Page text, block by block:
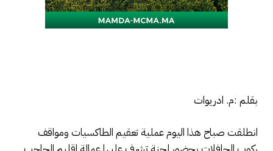
بقلم :م. ادريوات
انطلقت صباح هذا اليوم عملية تعقيم الطاكسيات ومواقف